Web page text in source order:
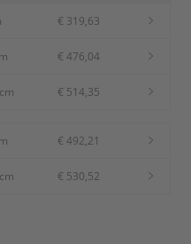
€ 319,63
€ 476,04
€ 514,35
€ 492,21
€ 530,52